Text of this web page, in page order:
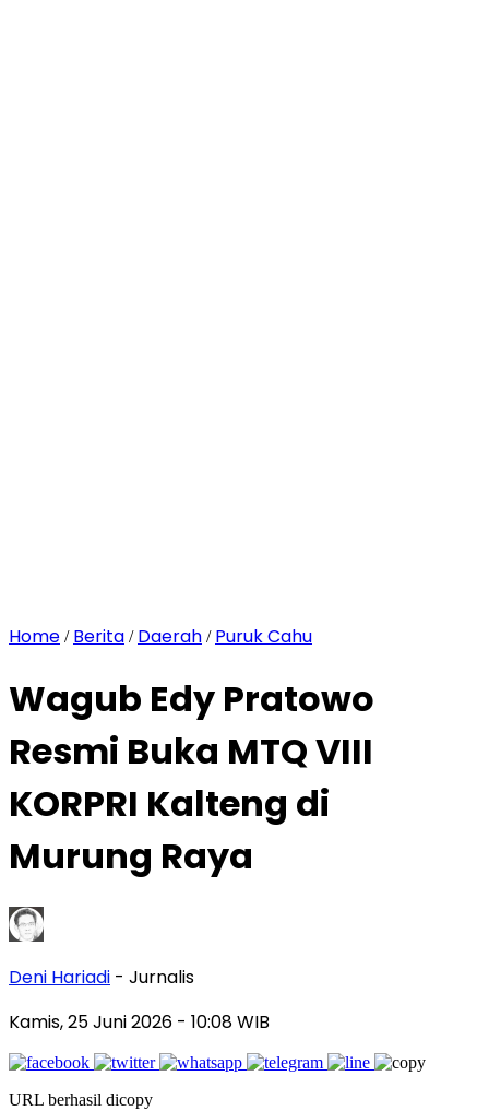
Home / Berita / Daerah / Puruk Cahu
Wagub Edy Pratowo
Resmi Buka MTQ VIII
KORPRI Kalteng di
Murung Raya
Deni Hariadi - Jurnalis
Kamis, 25 Juni 2026 - 10:08 WIB
URL berhasil dicopy